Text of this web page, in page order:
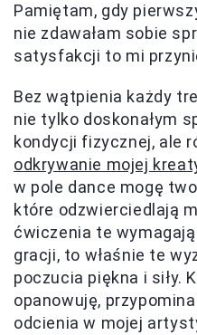
Pamiętam, gdy
nie zdawałam sobie
satysfakcji to mi
Bez wątpienia każdy
nie tylko doskonałym
kondycji fizycznej, ale
odkrywanie mojej
w pole dance mogę
które odzwierciedlają
ćwiczenia te
gracji, to właśnie te
poczucia piękna i siły.
opanowuję,
odcienia w mojej